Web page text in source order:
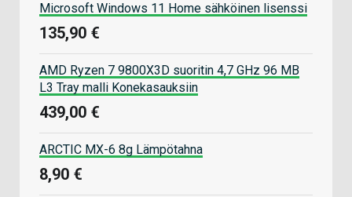
Microsoft Windows 11 Home sähköinen lisenssi
135,90 €
AMD Ryzen 7 9800X3D suoritin 4,7 GHz 96 MB
L3 Tray malli Konekasauksiin
439,00 €
ARCTIC MX-6 8g Lämpötahna
8,90 €